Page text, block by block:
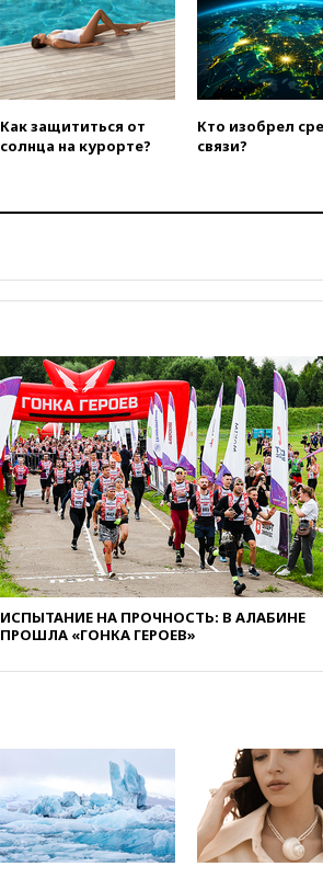
режиссер Кирилл
снимет триллер для
вчера, 22:20 Турция
к мораторию на удары по
море
введет экзамен для
претендентов на
вчера, 20:12Минобороны
Болгарии: упавший в
беспилотник, скорее
был украинским
вчера, 19:29 ОАЭ
Иран в атаке на судно
нефтяной компании
Ормузе
вчера, 18:56«Газпром»:
газа в европейских
хранилищах достиг
антирекорда
вчера, 18:25
Москву и Киев
суда на пост президента
вчера, 16:50Politico:
авантюра Германии
угрозу европейскую
Как защититься от
солнца на курорте?
Кто изобрел
связи?
ИСПЫТАНИЕ НА ПРОЧНОСТЬ: В АЛАБИНЕ
ПРОШЛА «ГОНКА ГЕРОЕВ»